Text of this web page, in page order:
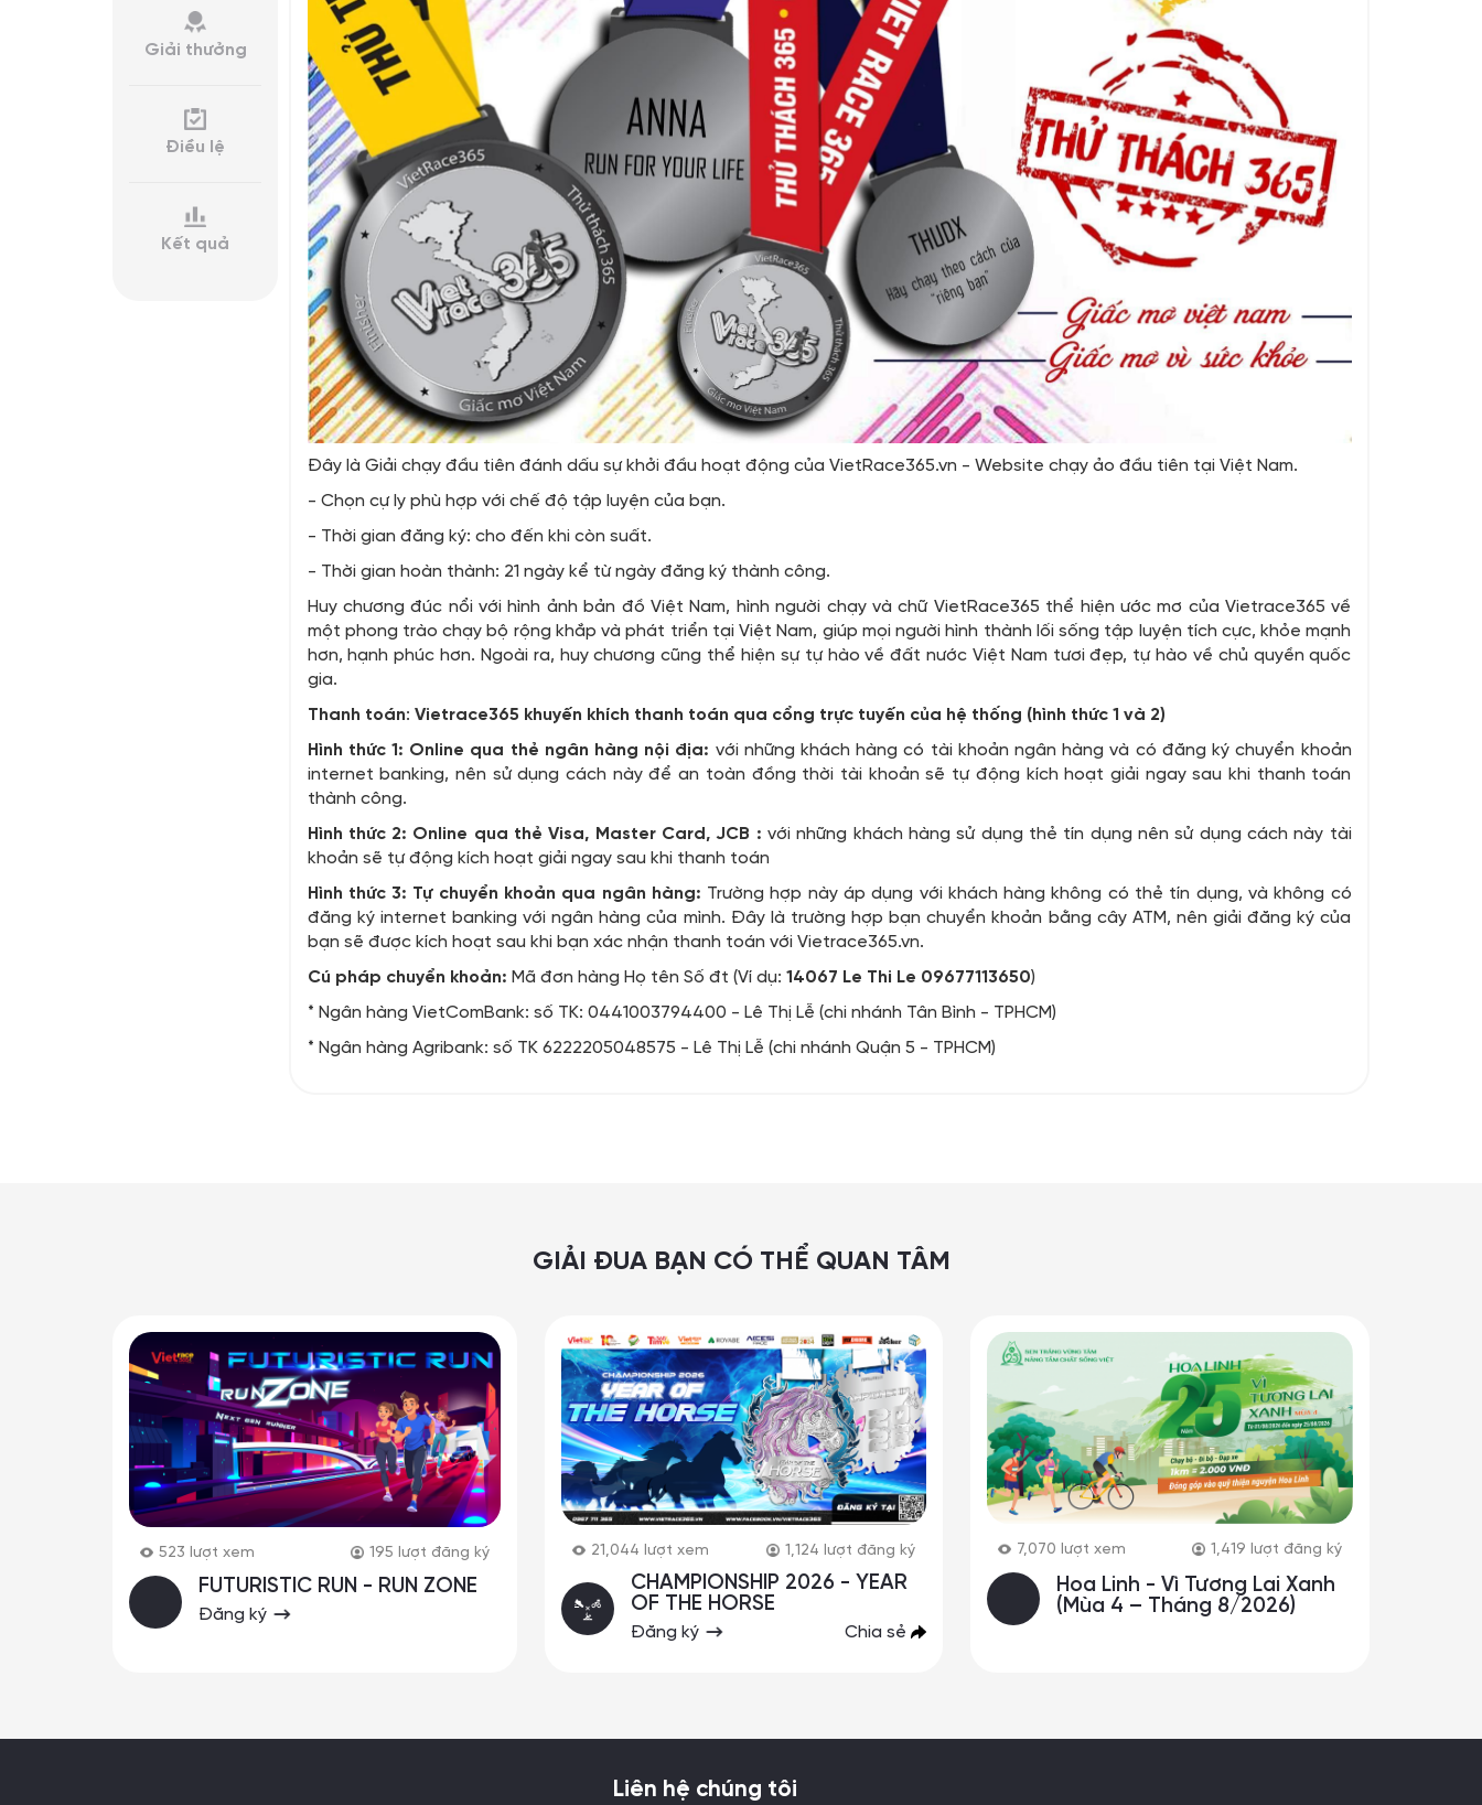
Giải thưởng
Điều lệ
Kết quả
Đây là Giải chạy đầu tiên đánh dấu sự khởi đầu hoạt động của VietRace365.vn - Website chạy ảo đầu tiên tại Việt Nam.
- Chọn cự ly phù hợp với chế độ tập luyện của bạn.
- Thời gian đăng ký: cho đến khi còn suất.
- Thời gian hoàn thành: 21 ngày kể từ ngày đăng ký thành công.
Huy chương đúc nổi với hình ảnh bản đồ Việt Nam, hình người chạy và chữ VietRace365 thể hiện ước mơ của Vietrace365 về
một phong trào chạy bộ rộng khắp và phát triển tại Việt Nam, giúp mọi người hình thành lối sống tập luyện tích cực, khỏe mạnh
hơn, hạnh phúc hơn. Ngoài ra, huy chương cũng thể hiện sự tự hào về đất nước Việt Nam tươi đẹp, tự hào về chủ quyền quốc
gia.
Thanh toán: Vietrace365 khuyến khích thanh toán qua cổng trực tuyến của hệ thống (hình thức 1 và 2)
Hình thức 1: Online qua thẻ ngân hàng nội địa: với những khách hàng có tài khoản ngân hàng và có đăng ký chuyển khoản
internet banking, nên sử dụng cách này để an toàn đồng thời tài khoản sẽ tự động kích hoạt giải ngay sau khi thanh toán
thành công.
Hình thức 2: Online qua thẻ Visa, Master Card, JCB :với những khách hàng sử dụng thẻ tín dụng nên sử dụng cách này tài
khoản sẽ tự động kích hoạt giải ngay sau khi thanh toán
Hình thức 3: Tự chuyển khoản qua ngân hàng: Trường hợp này áp dụng với khách hàng không có thẻ tín dụng, và không có
đăng ký internet banking với ngân hàng của mình. Đây là trường hợp bạn chuyển khoản bằng cây ATM, nên giải đăng ký của
bạn sẽ được kích hoạt sau khi bạn xác nhận thanh toán với Vietrace365.vn.
Cú pháp chuyển khoản: Mã đơn hàng Họ tên Số đt (Ví dụ: 14067 Le Thi Le 09677113650)
* Ngân hàng VietComBank: số TK: 0441003794400 - Lê Thị Lễ (chi nhánh Tân Bình - TPHCM)
* Ngân hàng Agribank: số TK 6222205048575 - Lê Thị Lễ (chi nhánh Quận 5 - TPHCM)
GIẢI ĐUA BẠN CÓ THỂ QUAN TÂM
523 lượt xem 195 lượt đăng ký
FUTURISTIC RUN - RUN ZONE
Đăng ký
21,044 lượt xem 1,124 lượt đăng ký
CHAMPIONSHIP 2026 - YEAR
OF THE HORSE
Đăng ký Chia sẻ
7,070 lượt xem 1,419 lượt đăng ký
Hoa Linh - Vì Tương Lai Xanh
(Mùa 4 – Tháng 8/2026)
Liên hệ chúng tôi